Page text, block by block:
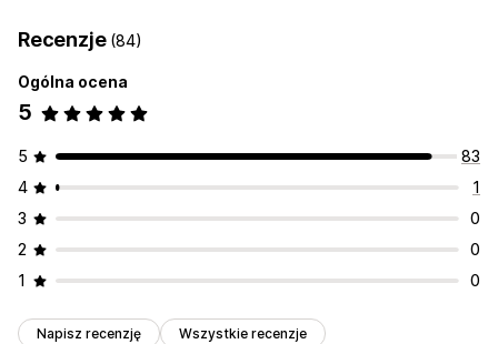
Dodatki do produktu
Analizy
Skuteczność rekomendacji Sugestie optymalizacji
Wydajność lejka
Quizy
Zarządzanie wyskakującymi okienkami
Edytor Wzorce Kod niestandardowy
Recenzje (84)
Ogólna ocena
5
5
83
4
1
3
0
2
0
1
0
Napisz recenzję Wszystkie recenzje